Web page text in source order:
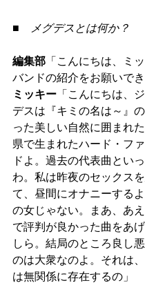
■　メグデスとは何か？
編集部 「こんにちは、ミ
バンドの紹介をお願いでき
ミッキー 「こんにちは、
デスは『キミの名は～』
った美しい自然に囲まれ
県で生まれたハード・フ
ドよ。過去の代表曲とい
わ。私は昨夜のセックス
て、昼間にオナニーする
の女じゃない。まあ、あ
で評判が良かった曲をあ
しら。結局のところ良し
のは大衆なのよ。それは
は無関係に存在するの」